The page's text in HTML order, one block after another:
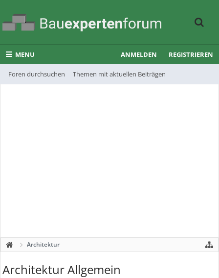
MENU
Foren durchsuchen Themen mit aktuellen Beiträgen
ANMELDEN REGISTRIEREN
Architektur
Architektur Allgemein